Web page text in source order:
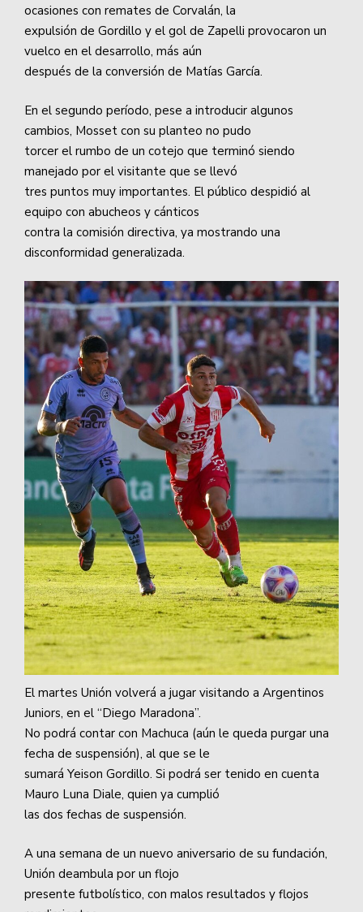
ocasiones con remates de Corvalán, la
expulsión de Gordillo y el gol de Zapelli provocaron un
vuelco en el desarrollo, más aún
después de la conversión de Matías García.
En el segundo período, pese a introducir algunos
cambios, Mosset con su planteo no pudo
torcer el rumbo de un cotejo que terminó siendo
manejado por el visitante que se llevó
tres puntos muy importantes. El público despidió al
equipo con abucheos y cánticos
contra la comisión directiva, ya mostrando una
disconformidad generalizada.
El martes Unión volverá a jugar visitando a Argentinos
Juniors, en el “Diego Maradona”.
No podrá contar con Machuca (aún le queda purgar una
fecha de suspensión), al que se le
sumará Yeison Gordillo. Si podrá ser tenido en cuenta
Mauro Luna Diale, quien ya cumplió
las dos fechas de suspensión.
A una semana de un nuevo aniversario de su fundación,
Unión deambula por un flojo
presente futbolístico, con malos resultados y flojos